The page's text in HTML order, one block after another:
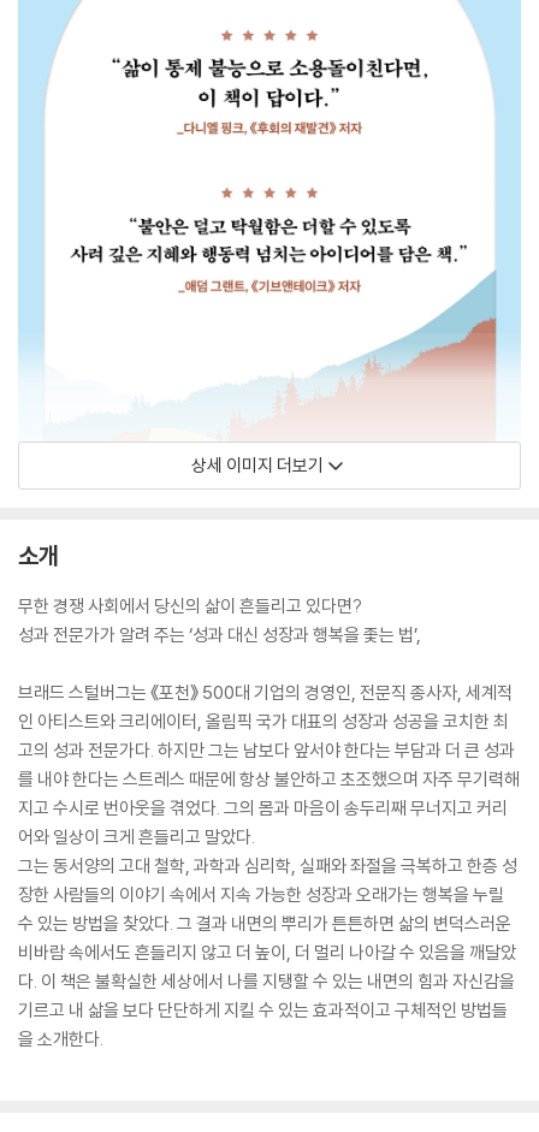
상세 이미지 더보기
소개
무한 경쟁 사회에서 당신의 삶이 흔들리고 있다면?
성과 전문가가 알려 주는 ‘성과 대신 성장과 행복을 좇는 법’,
브래드 스털버그는 《포천》 500대 기업의 경영인, 전문직 종사자, 세계적
인 아티스트와 크리에이터, 올림픽 국가 대표의 성장과 성공을 코치한 최
고의 성과 전문가다. 하지만 그는 남보다 앞서야 한다는 부담과 더 큰 성과
를 내야 한다는 스트레스 때문에 항상 불안하고 초조했으며 자주 무기력해
지고 수시로 번아웃을 겪었다. 그의 몸과 마음이 송두리째 무너지고 커리
어와 일상이 크게 흔들리고 말았다.
그는 동서양의 고대 철학, 과학과 심리학, 실패와 좌절을 극복하고 한층 성
장한 사람들의 이야기 속에서 지속 가능한 성장과 오래가는 행복을 누릴
수 있는 방법을 찾았다. 그 결과 내면의 뿌리가 튼튼하면 삶의 변덕스러운
비바람 속에서도 흔들리지 않고 더 높이, 더 멀리 나아갈 수 있음을 깨달았
다. 이 책은 불확실한 세상에서 나를 지탱할 수 있는 내면의 힘과 자신감을
기르고 내 삶을 보다 단단하게 지킬 수 있는 효과적이고 구체적인 방법들
을 소개한다.